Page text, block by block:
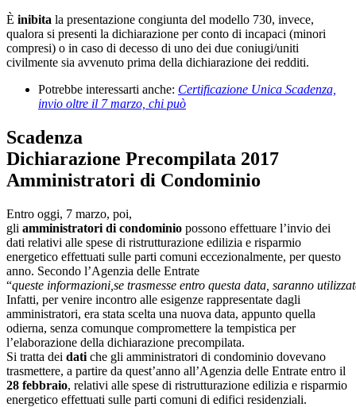
È inibita la presentazione congiunta del modello 730, invece,
qualora si presenti la dichiarazione per conto di incapaci (minori
compresi) o in caso di decesso di uno dei due coniugi/uniti
civilmente sia avvenuto prima della dichiarazione dei redditi.
Potrebbe interessarti anche: Certificazione Unica Scadenza,
invio oltre il 7 marzo, chi può
Scadenza
Dichiarazione Precompilata 2017
Amministratori di Condominio
Entro oggi, 7 marzo, poi,
gli amministratori di condominio possono effettuare l’invio dei
dati relativi alle spese di ristrutturazione edilizia e risparmio
energetico effettuati sulle parti comuni eccezionalmente, per questo
anno. Secondo l’Agenzia delle Entrate
“queste informazioni,se trasmesse entro questa data, saranno
Infatti, per venire incontro alle esigenze rappresentate dagli
amministratori, era stata scelta una nuova data, appunto quella
odierna, senza comunque compromettere la tempistica per
l’elaborazione della dichiarazione precompilata.
Si tratta dei dati che gli amministratori di condominio dovevano
trasmettere, a partire da quest’anno all’Agenzia delle Entrate entro il
28 febbraio, relativi alle spese di ristrutturazione edilizia e risparmio
energetico effettuati sulle parti comuni di edifici residenziali.